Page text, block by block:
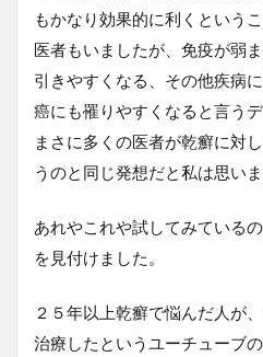
もかなり効果的に利くという
医者もいましたが、免疫が弱
引きやすくなる、その他疾病
癌にも罹りやすくなると言う
まさに多くの医者が乾癬に対
うのと同じ発想だと私は思いま
あれやこれや試してみている
を見付けました。
２５年以上乾癬で悩んだ人が
治療したというユーチューブの